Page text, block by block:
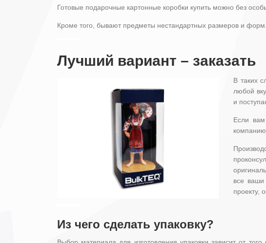
Готовые подарочные картонные коробки купить можно без
Кроме того, бывают предметы нестандартных размеров и
Лучший вариант – заказать
В таких
любой
и
Если вам
все ваши
проекту,
Из чего сделать упаковку?